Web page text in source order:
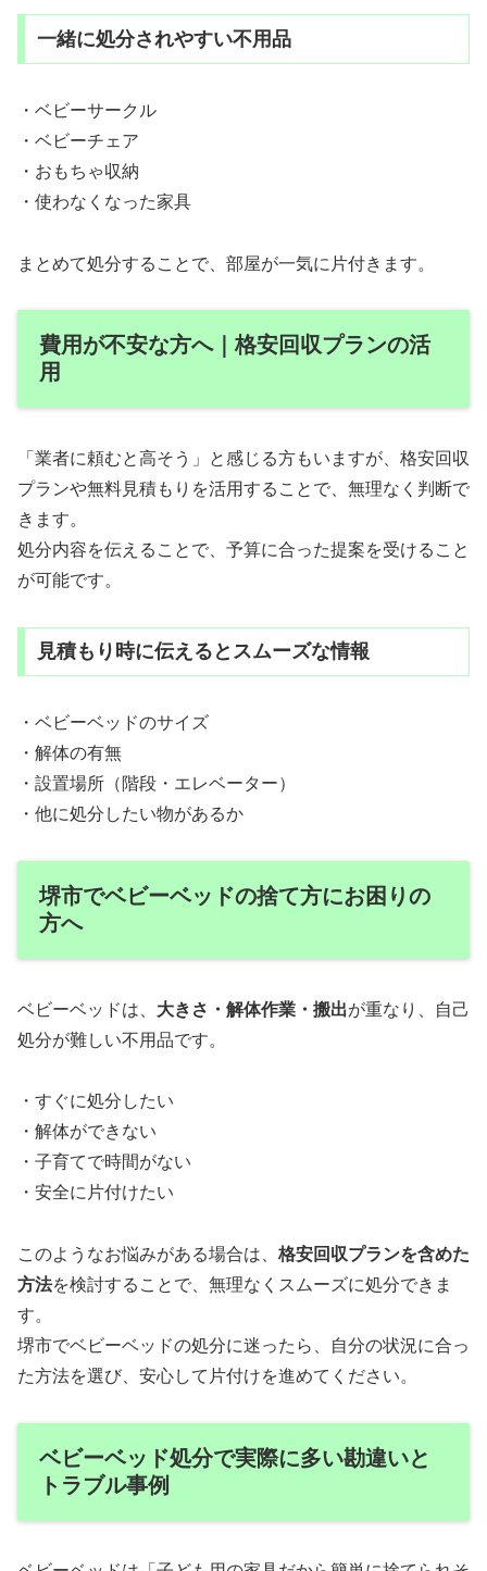
一緒に処分されやすい不用品
・ベビーサークル
・ベビーチェア
・おもちゃ収納
・使わなくなった家具
まとめて処分することで、部屋が一気に片付きます。
費用が不安な方へ｜格安回収プランの活
用
「業者に頼むと高そう」と感じる方もいますが、格安回収
プランや無料見積もりを活用することで、無理なく判断で
きます。
処分内容を伝えることで、予算に合った提案を受けること
が可能です。
見積もり時に伝えるとスムーズな情報
・ベビーベッドのサイズ
・解体の有無
・設置場所（階段・エレベーター）
・他に処分したい物があるか
堺市でベビーベッドの捨て方にお困りの
方へ
ベビーベッドは、 大きさ・解体作業・搬出が重なり、自己
処分が難しい不用品です。
・すぐに処分したい
・解体ができない
・子育てで時間がない
・安全に片付けたい
このようなお悩みがある場合は、 格安回収プランを含めた
方法を検討することで、無理なくスムーズに処分できま
す。
堺市でベビーベッドの処分に迷ったら、自分の状況に合っ
た方法を選び、安心して片付けを進めてください。
ベビーベッド処分で実際に多い勘違いと
トラブル事例